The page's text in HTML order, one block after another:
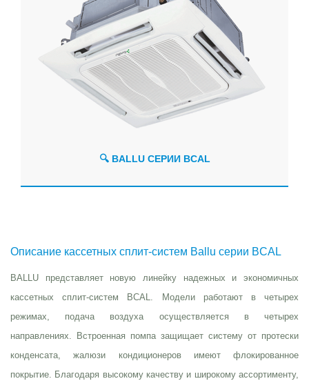
🔍 BALLU СЕРИИ BCAL
Описание кассетных сплит-систем Ballu серии BCAL
BALLU представляет новую линейку надежных и экономичных
кассетных сплит-систем BCAL. Модели работают в четырех
режимах, подача воздуха осуществляется в четырех
направлениях. Встроенная помпа защищает систему от протески
конденсата, жалюзи кондиционеров имеют флокированное
покрытие. Благодаря высокому качеству и широкому ассортименту,